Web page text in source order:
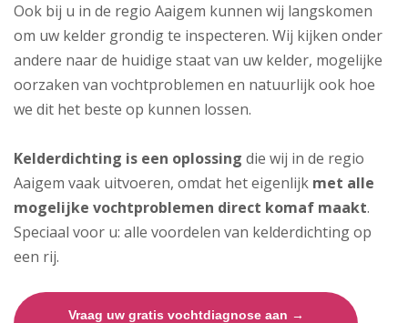
Ook bij u in de regio Aaigem kunnen wij langskomen
om uw kelder grondig te inspecteren. Wij kijken onder
andere naar de huidige staat van uw kelder, mogelijke
oorzaken van vochtproblemen en natuurlijk ook hoe
we dit het beste op kunnen lossen.
Kelderdichting is een oplossing die wij in de regio
Aaigem vaak uitvoeren, omdat het eigenlijk met alle
mogelijke vochtproblemen direct komaf maakt.
Speciaal voor u: alle voordelen van kelderdichting op
een rij.
Vraag uw gratis vochtdiagnose aan →